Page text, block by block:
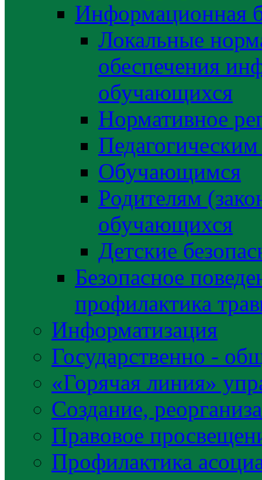
Информационная
Локальные
обеспечения
обучающихся
Нормативное
Обучающимся
Родителям
обучающихся
Детские
Безопасное
профилактика
Информатизация
Государственно -
«Горячая линия»
Создание,
Правовое
Профилактика